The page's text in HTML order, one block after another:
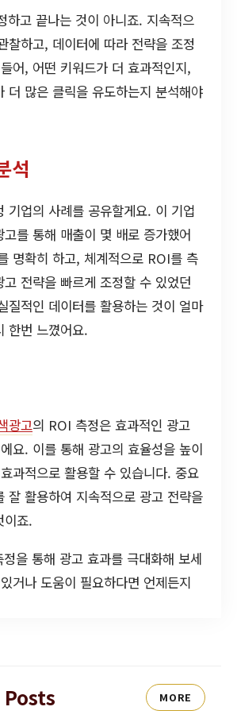
하고 끝나는 것이 아니죠. 지속적으
찰하고, 데이터에 따라 전략을 조정
어, 어떤 키워드가 더 효과적인지,
더 많은 클릭을 유도하는지 분석해야
석
기업의 사례를 공유할게요. 이 기업
를 통해 매출이 몇 배로 증가했어
명확히 하고, 체계적으로 ROI를 측
전략을 빠르게 조정할 수 있었던
질적인 데이터를 활용하는 것이 얼마
한번 느꼈어요.
광고의 ROI 측정은 효과적인 광고
요. 이를 통해 광고의 효율성을 높이
과적으로 활용할 수 있습니다. 중요
잘 활용하여 지속적으로 광고 전략을
이죠.
을 통해 광고 효과를 극대화해 보세
거나 도움이 필요하다면 언제든지
MORE